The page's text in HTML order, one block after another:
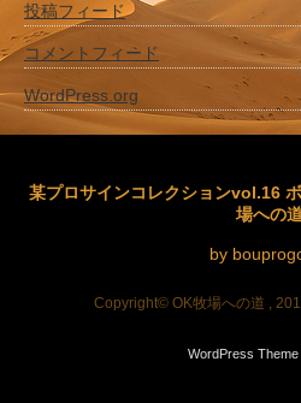
投稿フィード
コメントフィード
WordPress.org
某プロサインコレクションvol.16
場への
by
Copyright© OK牧場への道 ,
WordPress Theme